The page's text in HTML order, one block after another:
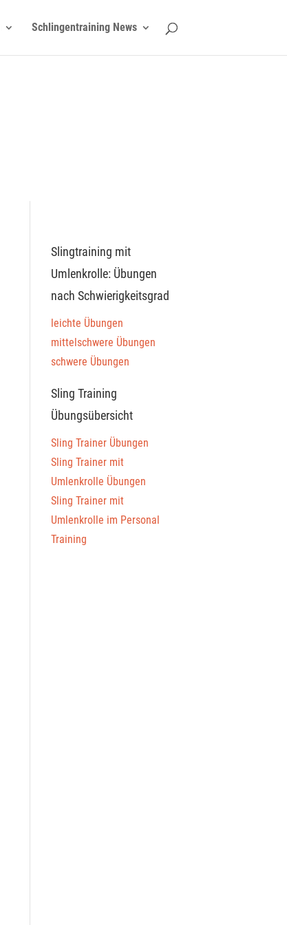
Schlingentraining News
Slingtraining mit
Umlenkrolle: Übungen
nach Schwierigkeitsgrad
leichte Übungen
mittelschwere Übungen
schwere Übungen
Sling Training
Übungsübersicht
Sling Trainer Übungen
Sling Trainer mit
Umlenkrolle Übungen
Sling Trainer mit
Umlenkrolle im Personal
Training